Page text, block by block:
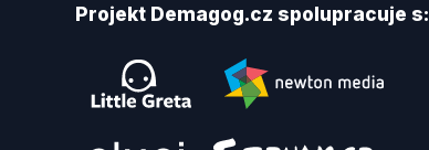
Projekt Demagog.cz spolupracuje s: